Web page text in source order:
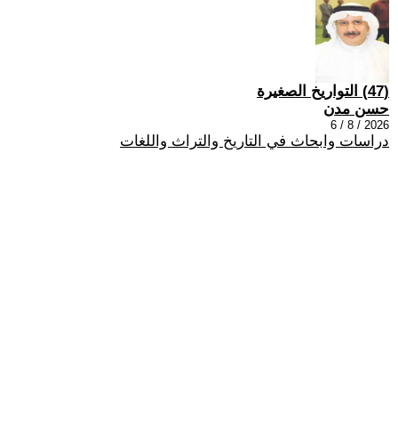
(47) التواريخ الصغيرة
حسن مدن
2026 / 8 / 6
دراسات وابحاث في التاريخ والتراث واللغات